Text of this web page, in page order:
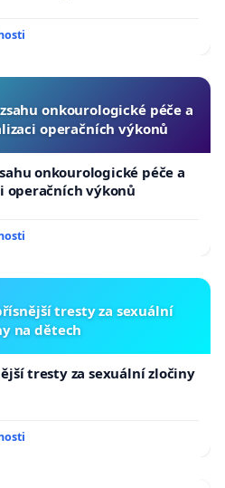
onkourologické péče a
operačních výkonů
onkourologické péče a
operačních výkonů
tresty za sexuální
na dětech
tresty za sexuální zločiny